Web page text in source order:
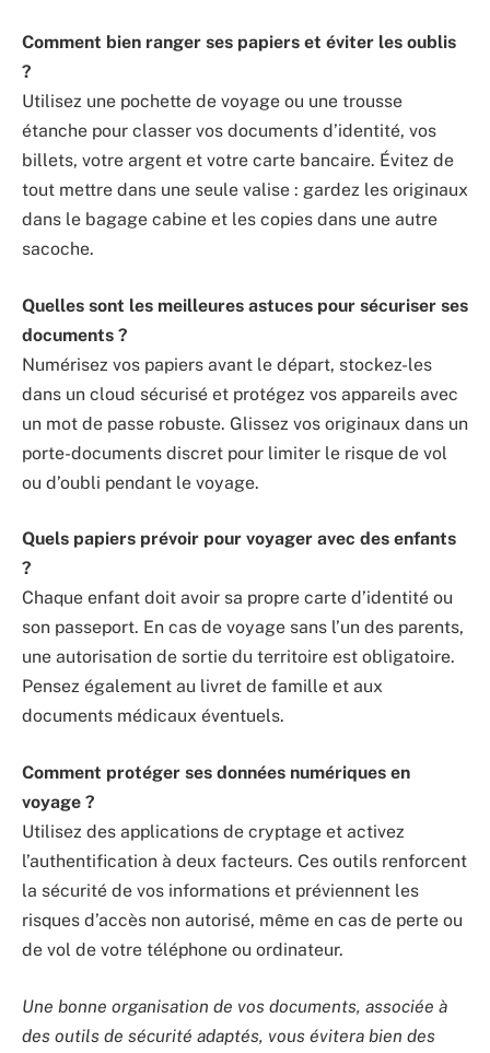
Comment bien ranger ses papiers et éviter les oublis
?
Utilisez une pochette de voyage ou une trousse
étanche pour classer vos documents d’identité, vos
billets, votre argent et votre carte bancaire. Évitez de
tout mettre dans une seule valise : gardez les originaux
dans le bagage cabine et les copies dans une autre
sacoche.
Quelles sont les meilleures astuces pour sécuriser ses
documents ?
Numérisez vos papiers avant le départ, stockez-les
dans un cloud sécurisé et protégez vos appareils avec
un mot de passe robuste. Glissez vos originaux dans un
porte-documents discret pour limiter le risque de vol
ou d’oubli pendant le voyage.
Quels papiers prévoir pour voyager avec des enfants
?
Chaque enfant doit avoir sa propre carte d’identité ou
son passeport. En cas de voyage sans l’un des parents,
une autorisation de sortie du territoire est obligatoire.
Pensez également au livret de famille et aux
documents médicaux éventuels.
Comment protéger ses données numériques en
voyage ?
Utilisez des applications de cryptage et activez
l’authentification à deux facteurs. Ces outils renforcent
la sécurité de vos informations et préviennent les
risques d’accès non autorisé, même en cas de perte ou
de vol de votre téléphone ou ordinateur.
Une bonne organisation de vos documents, associée à
des outils de sécurité adaptés, vous évitera bien des